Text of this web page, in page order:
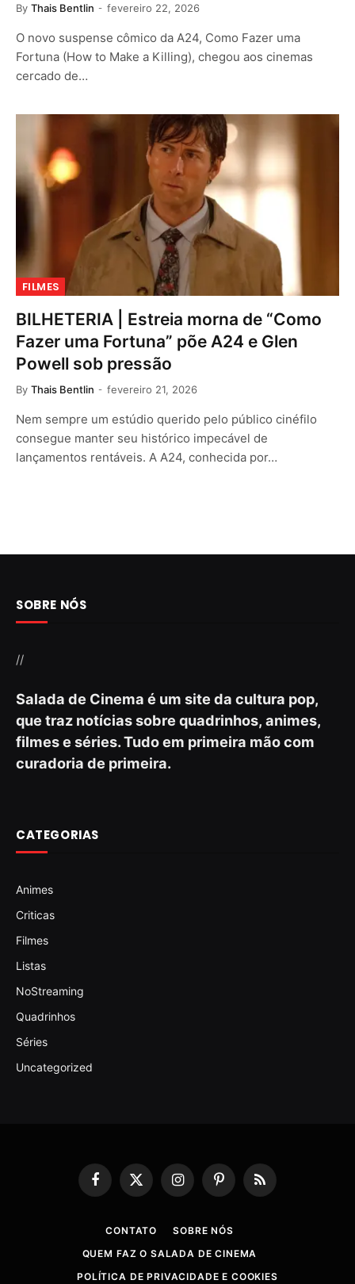
By Thais Bentlin fevereiro 22, 2026
O novo suspense cômico da A24, Como Fazer uma
Fortuna (How to Make a Killing), chegou aos cinemas
cercado de…
FILMES
BILHETERIA | Estreia morna de “Como
Fazer uma Fortuna” põe A24 e Glen
Powell sob pressão
By Thais Bentlin fevereiro 21, 2026
Nem sempre um estúdio querido pelo público cinéfilo
consegue manter seu histórico impecável de
lançamentos rentáveis. A A24, conhecida por…
SOBRE NÓS
//
Salada de Cinema é um site da cultura pop,
que traz notícias sobre quadrinhos, animes,
filmes e séries. Tudo em primeira mão com
curadoria de primeira.
CATEGORIAS
Animes
Criticas
Filmes
Listas
NoStreaming
Quadrinhos
Séries
Uncategorized
Facebook
X
InstagramPinterestRSS
CONTATO
SOBRE NÓS
QUEM FAZ O SALADA DE CINEMA
POLÍTICA DE PRIVACIDADE E COOKIES